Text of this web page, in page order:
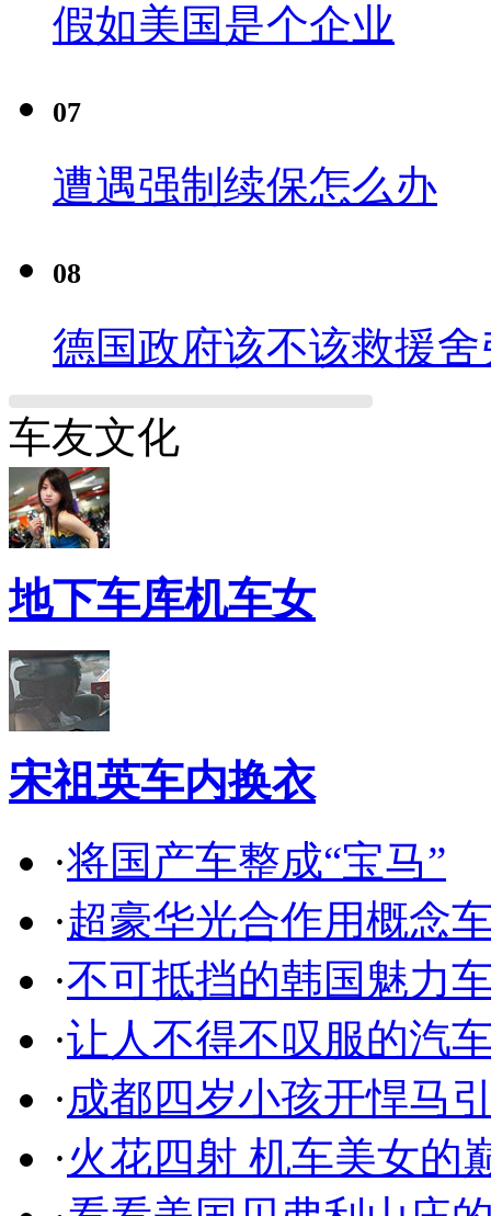
假如美国是个企业
07
遭遇强制续保怎么办
08
德国政府该不该救援舍
车友文化
地下车库机车女
宋祖英车内换衣
·将国产车整成“宝马”
·超豪华光合作用概念
·不可抵挡的韩国魅力
·让人不得不叹服的汽
·成都四岁小孩开悍马
·火花四射 机车美女的